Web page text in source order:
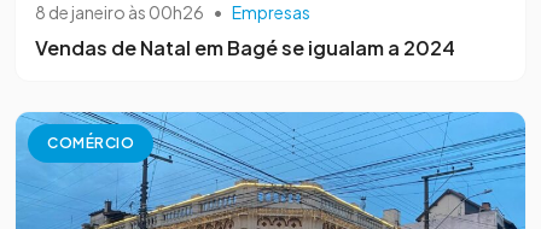
8 de janeiro às 00h26 • Empresas
Vendas de Natal em Bagé se igualam a 2024
COMÉRCIO